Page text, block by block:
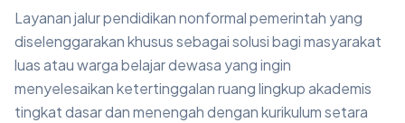
Layanan jalur pendidikan nonformal pemerintah yang
diselenggarakan khusus sebagai solusi bagi masyarakat
luas atau warga belajar dewasa yang ingin
menyelesaikan ketertinggalan ruang lingkup akademis
tingkat dasar dan menengah dengan kurikulum setara